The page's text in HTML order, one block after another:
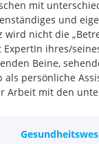
mit
und
wird nicht die
ihres/
Beine,
als persönliche
Arbeit mit den
sind. Sie sind für